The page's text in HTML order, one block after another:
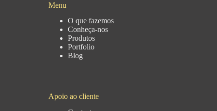
Menu
O que fazemos
Conheça-nos
Produtos
Portfolio
Blog
Apoio ao cliente